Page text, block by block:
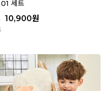
세트
10,900원